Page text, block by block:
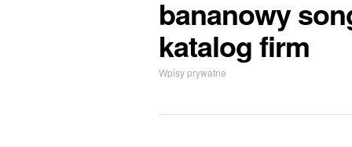
bananowy
katalog firm
Wpisy prywatne